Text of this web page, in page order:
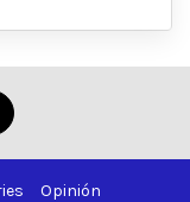
Opinión